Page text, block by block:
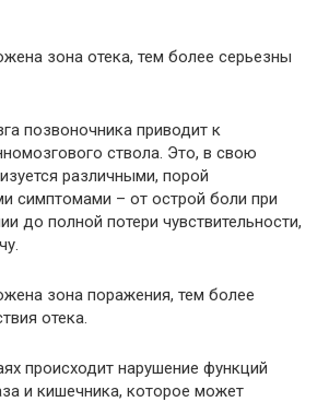
зона отека, тем более серьезны
позвоночника приводит к
ствола. Это, в свою
различными, порой
симптомами – от острой боли при
до полной потери чувствительности,
зона поражения, тем более
отека.
происходит нарушение функций
и кишечника, которое может